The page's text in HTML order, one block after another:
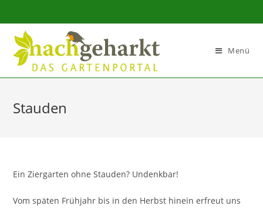
Sidebar-
Inhalt
Menü
Stauden
Ein Ziergarten ohne Stauden? Undenkbar!
Vom späten Frühjahr bis in den Herbst hinein erfreut uns